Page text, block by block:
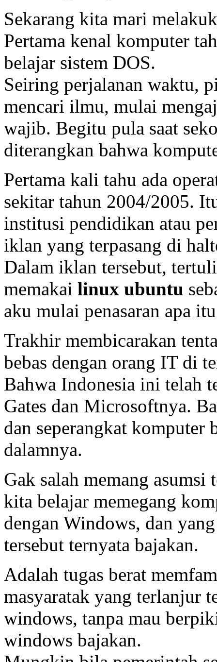
Sekarang kita mari
Pertama kenal komputer
belajar sistem DOS.
Seiring perjalanan waktu,
mencari ilmu, mulai
wajib. Begitu pula saat
diterangkan bahwa
Pertama kali tahu ada
sekitar tahun 2004/2005.
institusi pendidikan atau
iklan yang terpasang di
Dalam iklan tersebut,
memakai linux ubuntu
aku mulai penasaran apa
Trakhir membicarakan
bebas dengan orang IT di
Bahwa Indonesia ini telah
Gates dan Microsoftnya.
dan seperangkat komputer
dalamnya.
Gak salah memang asumsi
kita belajar memegang
dengan Windows, dan
tersebut ternyata bajakan.
Adalah tugas berat
masyaratak yang terlanjur
windows, tanpa mau
windows bajakan.